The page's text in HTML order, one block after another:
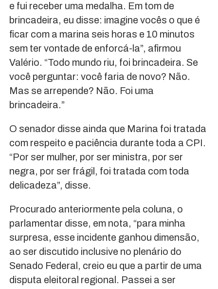
e fui receber uma medalha. Em tom de
brincadeira, eu disse: imagine vocês o que é
ficar com a marina seis horas e 10 minutos
sem ter vontade de enforcá-la”, afirmou
Valério. “Todo mundo riu, foi brincadeira. Se
você perguntar: você faria de novo? Não.
Mas se arrepende? Não. Foi uma
brincadeira.”
O senador disse ainda que Marina foi tratada
com respeito e paciência durante toda a CPI.
“Por ser mulher, por ser ministra, por ser
negra, por ser frágil, foi tratada com toda
delicadeza”, disse.
Procurado anteriormente pela coluna, o
parlamentar disse, em nota, “para minha
surpresa, esse incidente ganhou dimensão,
ao ser discutido inclusive no plenário do
Senado Federal, creio eu que a partir de uma
disputa eleitoral regional. Passei a ser